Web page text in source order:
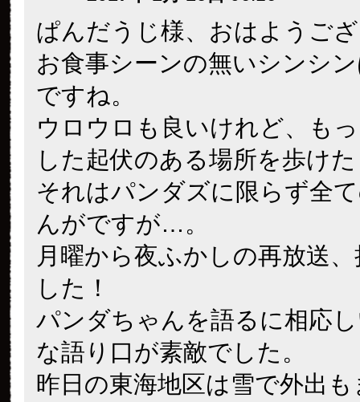
ぱんだうじ様、おはようご
お食事シーンの無いシンシ
ですね。
ウロウロも良いけれど、も
した起伏のある場所を歩け
それはパンダズに限らず全
んがですが…。
月曜から夜ふかしの再放送
した！
パンダちゃんを語るに相応
な語り口が素敵でした。
昨日の東海地区は雪で外出